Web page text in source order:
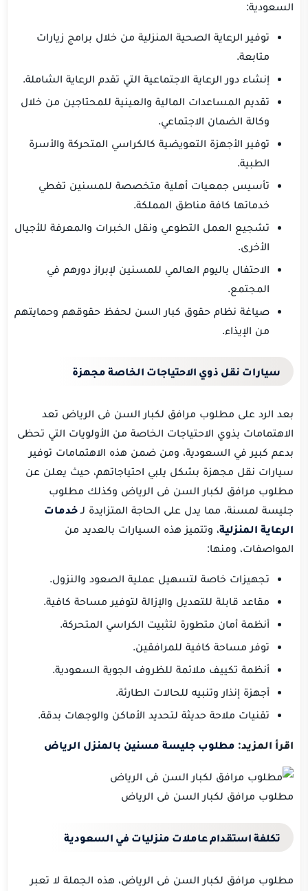
السعودية:
توفير الرعاية الصحية المنزلية من خلال برامج زيارات
متابعة.
إنشاء دور الرعاية الاجتماعية التي تقدم الرعاية الشاملة.
تقديم المساعدات المالية والعينية للمحتاجين من خلال
وكالة الضمان الاجتماعي.
توفير الأجهزة التعويضية كالكراسي المتحركة والأسرة
الطبية.
تأسيس جمعيات أهلية متخصصة للمسنين تغطي
خدماتها كافة مناطق المملكة.
تشجيع العمل التطوعي ونقل الخبرات والمعرفة للأجيال
الأخرى.
الاحتفال باليوم العالمي للمسنين لإبراز دورهم في
المجتمع.
صياغة نظام حقوق كبار السن لحفظ حقوقهم وحمايتهم
من الإيذاء.
سيارات نقل ذوي الاحتياجات الخاصة مجهزة
بعد الرد على مطلوب مرافق لكبار السن فى الرياض تعد
الاهتمامات بذوي الاحتياجات الخاصة من الأولويات التي تحظى
بدعم كبير في السعودية، ومن ضمن هذه الاهتمامات توفير
سيارات نقل مجهزة بشكل يلبي احتياجاتهم، حيث يعلن عن
مطلوب مرافق لكبار السن فى الرياض وكذلك مطلوب
جليسة لمسنة، مما يدل على الحاجة المتزايدة لـ خدمات
الرعاية المنزلية، وتتميز هذه السيارات بالعديد من
المواصفات، ومنها:
تجهيزات خاصة لتسهيل عملية الصعود والنزول.
مقاعد قابلة للتعديل والإزالة لتوفير مساحة كافية.
أنظمة أمان متطورة لتثبيت الكراسي المتحركة.
توفر مساحة كافية للمرافقين.
أنظمة تكييف ملائمة للظروف الجوية السعودية.
أجهزة إنذار وتنبيه للحالات الطارئة.
تقنيات ملاحة حديثة لتحديد الأماكن والوجهات بدقة.
اقرأ المزيد: مطلوب جليسة مسنين بالمنزل الرياض
مطلوب مرافق لكبار السن فى الرياض
تكلفة استقدام عاملات منزليات في السعودية
مطلوب مرافق لكبار السن فى الرياض، هذه الجملة لا تعبر